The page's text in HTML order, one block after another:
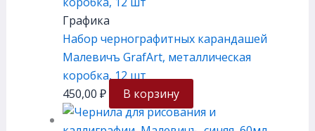
Графика
Набор чернографитных карандашей
Малевичъ GrafArt, металлическая
коробка, 12 шт
450,00 ₽ В корзину